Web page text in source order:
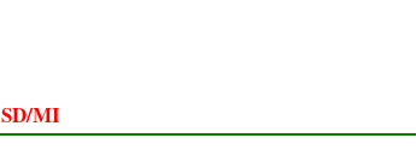
MI